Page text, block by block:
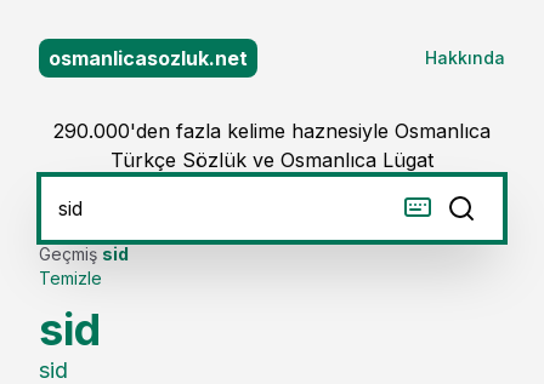
osmanlicasozluk.net Hakkında
290.000'den fazla kelime haznesiyle Osmanlıca
Türkçe Sözlük ve Osmanlıca Lügat
Geçmiş
Temizle
sid
sid
sid